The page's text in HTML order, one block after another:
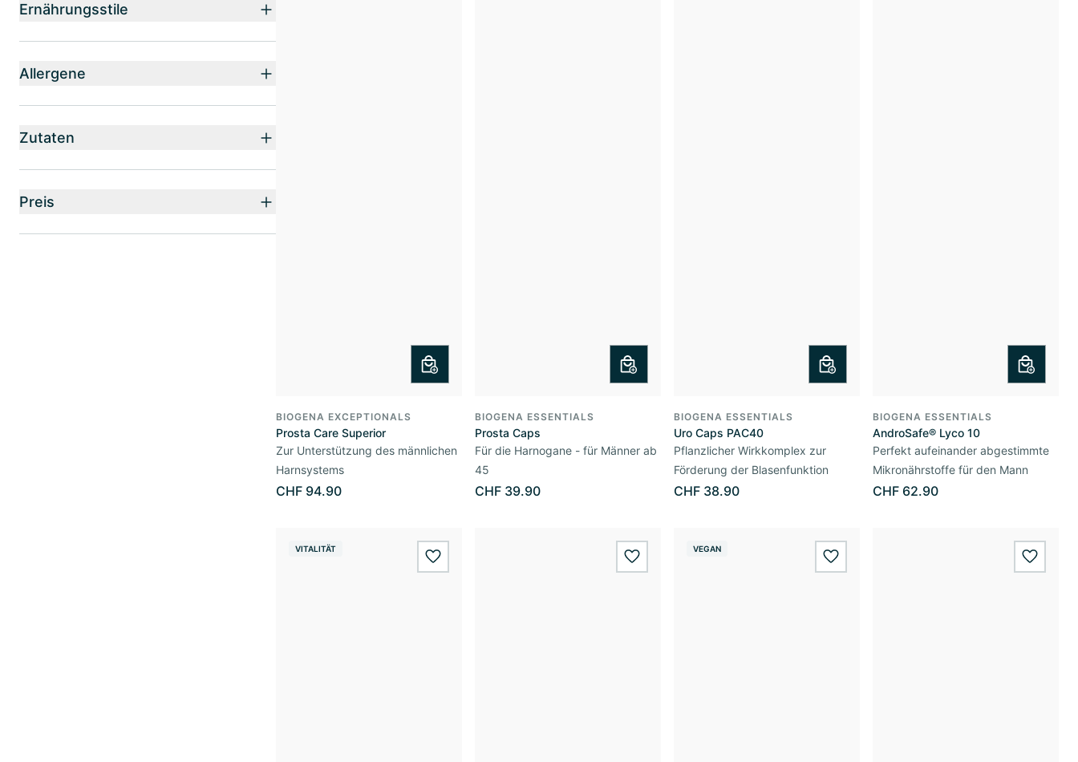
BIOGENA EXCEPTIONALS
Prosta Care Superior
Zur Unterstützung des männlichen
Harnsystems
CHF 94.90
BIOGENA ESSENTIALS
Prosta Caps
Für die Harnogane - für Männer ab
45
CHF 39.90
BIOGENA ESSENTIALS
Uro Caps PAC40
Pflanzlicher Wirkkomplex zur
Förderung der Blasenfunktion
CHF 38.90
BIOGENA ESSENTIALS
AndroSafe® Lyco 10
Perfekt aufeinander abgestimmte
Mikronährstoffe für den Mann
CHF 62.90
VITALITÄT
wishlist.add wishlist.add
VEGAN
wishlist.add
Ernährungsstile
Allergene
Zutaten
Preis